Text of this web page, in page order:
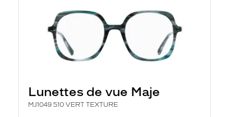
Lunettes de vue Maje
MJ1049 510 VERT TEXTURE